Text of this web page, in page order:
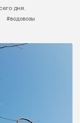
дня.
#водовозы